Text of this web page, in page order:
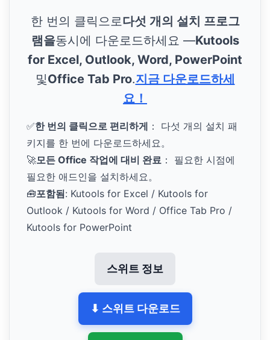
한 번의 클릭으로다섯 개의 설치 프로그
램을동시에 다운로드하세요 —Kutools
for Excel, Outlook, Word, PowerPoint
및Office Tab Pro.지금 다운로드하세
요！
✅한 번의 클릭으로 편리하게 ： 다섯 개의 설치 패
키지를 한 번에 다운로드하세요。
🚀모든 Office 작업에 대비 완료 ： 필요한 시점에
필요한 애드인을 설치하세요。
🧰포함됨: Kutools for Excel / Kutools for
Outlook / Kutools for Word / Office Tab Pro /
Kutools for PowerPoint
스위트 정보
⬇ 스위트 다운로드